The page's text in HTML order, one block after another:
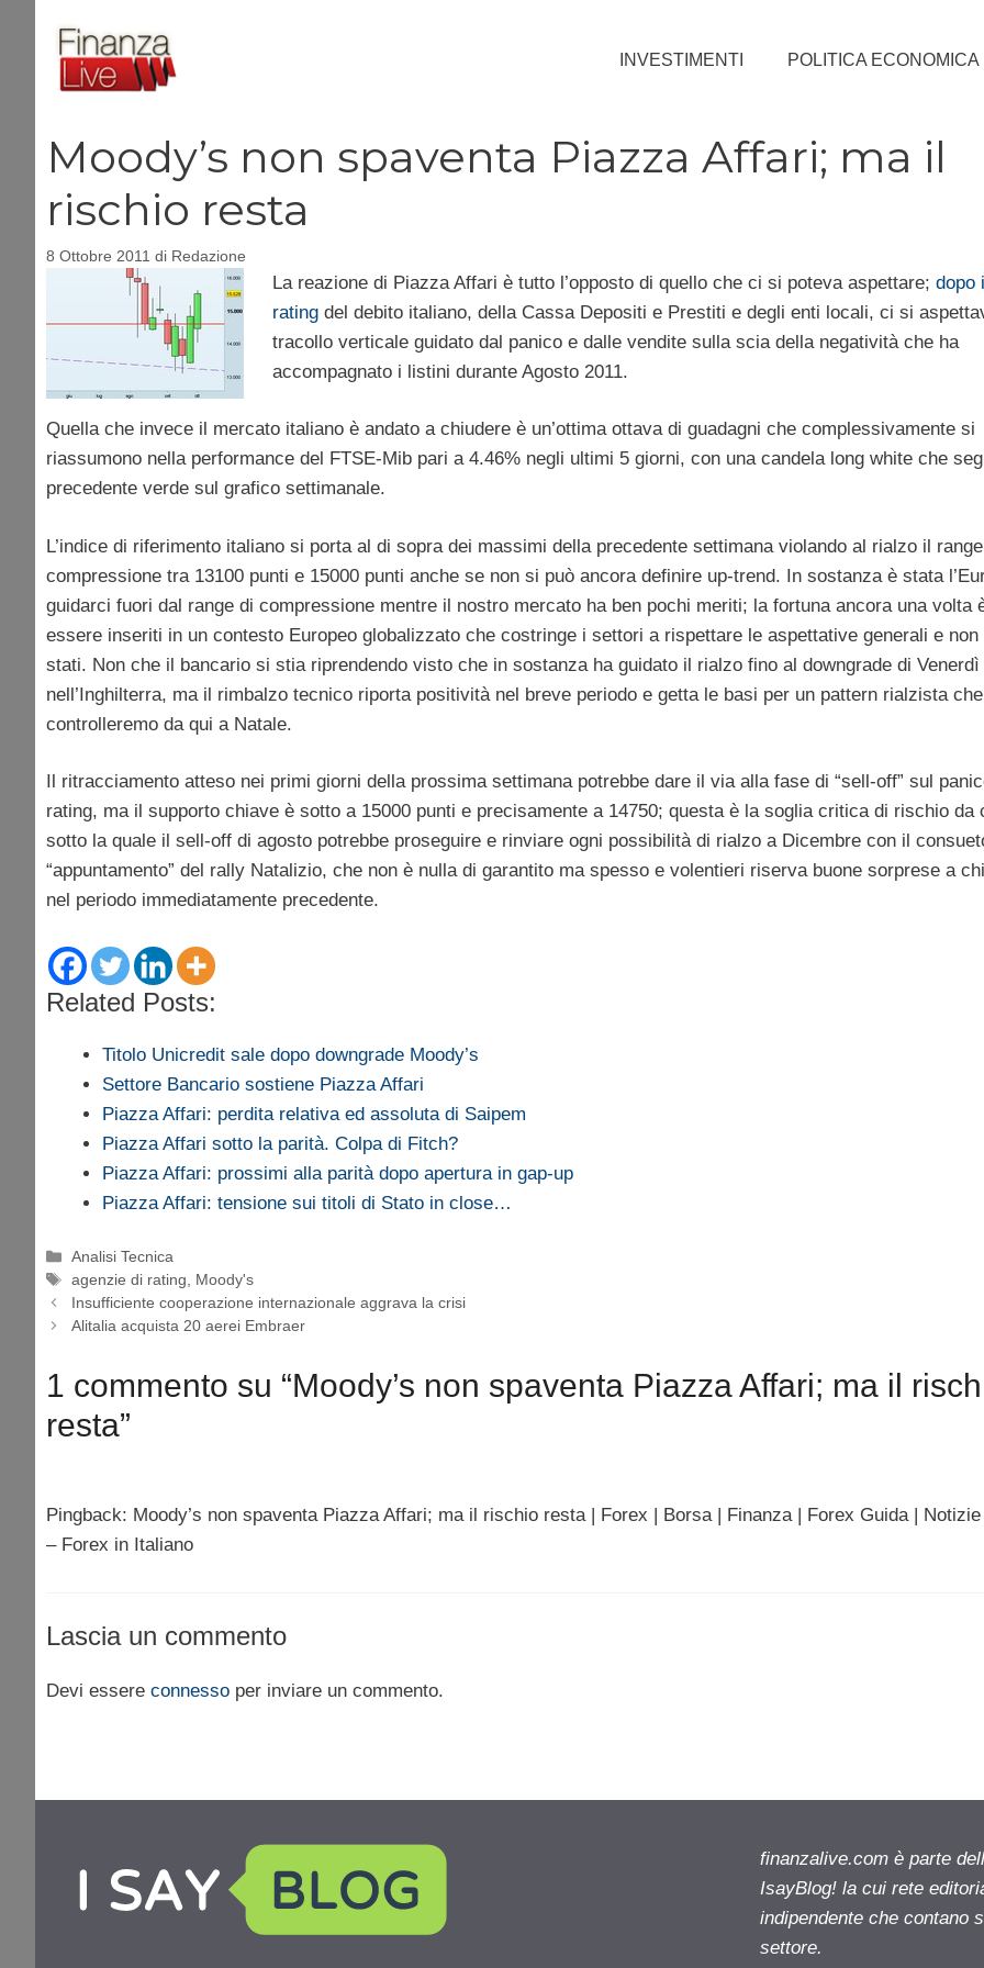
contenuto
INVESTIMENTI POLITICA ECONOMICA
Moody’s non spaventa Piazza Affari; ma il
rischio resta
8 Ottobre 2011 di Redazione
La reazione di Piazza Affari è tutto l’opposto di quello che ci si poteva aspettare; dopo
ratingdel debito italiano, della Cassa Depositi e Prestiti e degli enti locali, ci si
tracollo verticale guidato dal panico e dalle vendite sulla scia della negatività che ha
accompagnato i listini durante Agosto 2011.
Quella che invece il mercato italiano è andato a chiudere è un’ottima ottava di guadagni che complessivamente si
riassumono nella performance del FTSE-Mib pari a 4.46% negli ultimi 5 giorni, con una candela long white che
precedente verde sul grafico settimanale.
L’indice di riferimento italiano si porta al di sopra dei massimi della precedente settimana violando al rialzo il
compressione tra 13100 punti e 15000 punti anche se non si può ancora definire up-trend. In sostanza è stata
guidarci fuori dal range di compressione mentre il nostro mercato ha ben pochi meriti; la fortuna ancora una volta
essere inseriti in un contesto Europeo globalizzato che costringe i settori a rispettare le aspettative generali e non
stati. Non che il bancario si stia riprendendo visto che in sostanza ha guidato il rialzo fino al downgrade di
nell’Inghilterra, ma il rimbalzo tecnico riporta positività nel breve periodo e getta le basi per un pattern rialzista che
controlleremo da qui a Natale.
Il ritracciamento atteso nei primi giorni della prossima settimana potrebbe dare il via alla fase di “sell-off” sul
rating, ma il supporto chiave è sotto a 15000 punti e precisamente a 14750; questa è la soglia critica di rischio da
sotto la quale il sell-off di agosto potrebbe proseguire e rinviare ogni possibilità di rialzo a Dicembre con il
“appuntamento” del rally Natalizio, che non è nulla di garantito ma spesso e volentieri riserva buone sorprese a
nel periodo immediatamente precedente.
Related Posts:
Titolo Unicredit sale dopo downgrade Moody’s
Settore Bancario sostiene Piazza Affari
Piazza Affari: perdita relativa ed assoluta di Saipem
Piazza Affari sotto la parità. Colpa di Fitch?
Piazza Affari: prossimi alla parità dopo apertura in gap-up
Piazza Affari: tensione sui titoli di Stato in close…
Categorie
Analisi Tecnica
Tag
agenzie di rating
Moody's
Insufficiente cooperazione internazionale aggrava la crisi
Alitalia acquista 20 aerei Embraer
1 commento su “Moody’s non spaventa Piazza Affari; ma il
resta”
Pingback: Moody’s non spaventa Piazza Affari; ma il rischio resta | Forex | Borsa | Finanza | Forex Guida |
– Forex in Italiano
Lascia un commento
Devi essere connesso per inviare un commento.
finanzalive.com è parte
IsayBlog! la cui rete
indipendente che contano
settore.